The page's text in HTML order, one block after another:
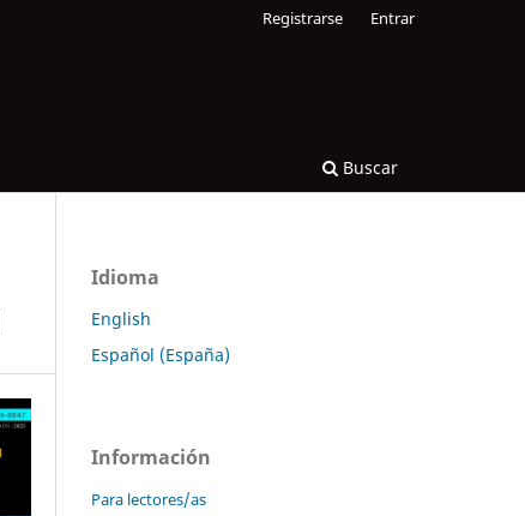
Buscar
Registrarse Entrar
Idioma
English
Español (España)
Información
Para lectores/as